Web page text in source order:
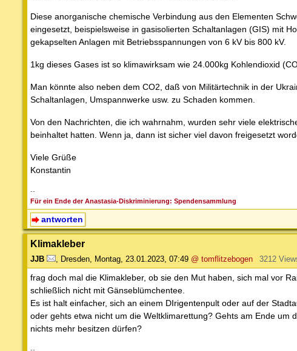
Diese anorganische chemische Verbindung aus den Elementen
eingesetzt, beispielsweise in gasisolierten Schaltanlagen (GIS) mit
gekapselten Anlagen mit Betriebsspannungen von 6 kV bis 800 kV.
1kg dieses Gases ist so klimawirksam wie 24.000kg Kohlendioxid
Man könnte also neben dem CO2, daß von Militärtechnik in der
Schaltanlagen, Umspannwerke usw. zu Schaden kommen.
Von den Nachrichten, die ich wahrnahm, wurden sehr viele
beinhaltet hatten. Wenn ja, dann ist sicher viel davon freigesetzt
Viele Grüße
Konstantin
--
Für ein Ende der Anastasia-Diskriminierung: Spendensammlung
antworten
Klimakleber
JJB Dresden Montag, 23.01.2023, 07:49 @ tomflitzebogen 3212
frag doch mal die Klimakleber, ob sie den Mut haben, sich mal vor
schließlich nicht mit Gänseblümchentee.
Es ist halt einfacher, sich an einem DIrigentenpult oder auf der
oder gehts etwa nicht um die Weltklimarettung? Gehts am Ende um
nichts mehr besitzen dürfen?